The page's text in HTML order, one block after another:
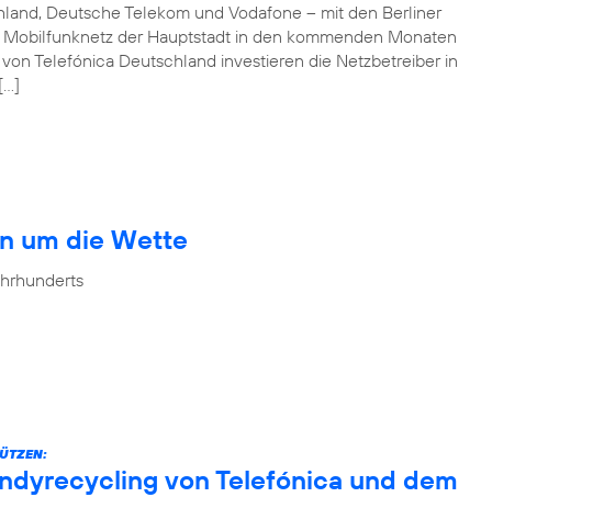
Deutsche Telekom und Vodafone – mit den Berliner
der Hauptstadt in den kommenden Monaten
Telefónica Deutschland investieren die Netzbetreiber in
um die Wette
von Telefónica und dem